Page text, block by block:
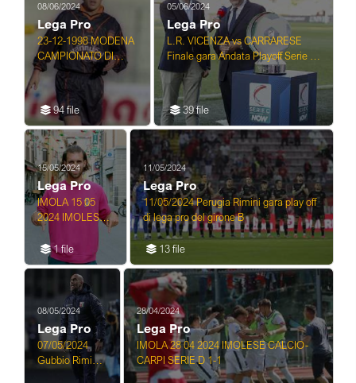
08/06/2024
Lega Pro
23-12-1998 MODENA
CAMPIONATO DI
LEGA PRO MODENA-
PISTOIESE 2-0
94 file
05/06/2024
Lega Pro
L.R. VICENZA vs CARRARESE
Finale gara Andata Playoff Serie C
05.06.2024
39 file
15/05/2024
Lega Pro
IMOLA 15 05
2024 IMOLESE
CALCIO
LORENZO
DALL'OSSO
1 file
11/05/2024
Lega Pro
11/05/2024 Perugia Rimini gara play off
di lega pro del girone B
13 file
08/05/2024
Lega Pro
07/05/2024
Gubbio Rimini
gara play off di
28/04/2024
Lega Pro
IMOLA 28 04 2024 IMOLESE CALCIO-
CARPI SERIE D 1-1